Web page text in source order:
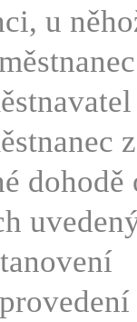
u
dohodě